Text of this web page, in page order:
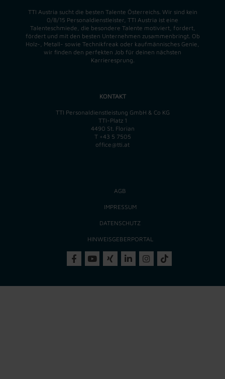
TTI Austria sucht die besten Talente Österreichs. Wir sind kein
0/8/15 Personaldienstleister, TTI Austria ist eine
Talenteschmiede, die besondere Talente motiviert, fordert,
fördert und mit den besten Unternehmen zusammenbringt. Ob
Holz-, Metall- sowie Technikfreak oder kaufmännisches Genie,
wir finden den perfekten Job für deinen nächsten
Karrieresprung.
KONTAKT
TTI Personaldienstleistung GmbH & Co KG
TTI-Platz 1
4490 St. Florian
T +43 5 7505
office@tti.at
AGB
IMPRESSUM
DATENSCHUTZ
HINWEISGEBERPORTAL